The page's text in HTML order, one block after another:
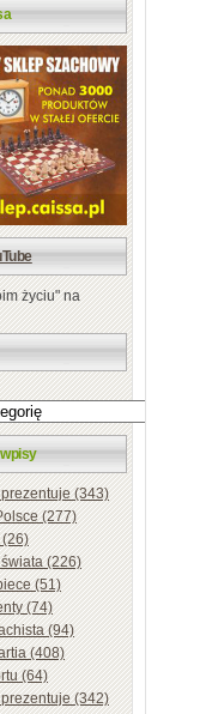
życiu" na
(343)
(277)
(226)
(51)
(74)
(94)
(408)
(64)
(342)